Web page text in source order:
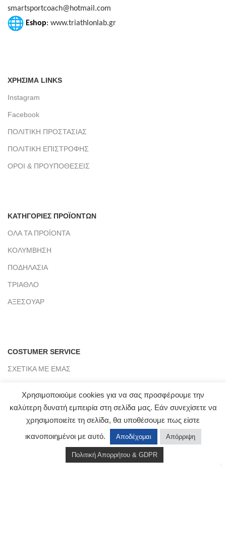
smartsportcoach@hotmail.com
Eshop: www.triathlonlab.gr
ΧΡΗΣΙΜΑ LINKS
Instagram
Facebook
ΠΟΛΙΤΙΚΗ ΠΡΟΣΤΑΣΙΑΣ
ΠΟΛΙΤΙΚΗ ΕΠΙΣΤΡΟΦΗΣ
ΟΡΟΙ & ΠΡΟΥΠΟΘΕΣΕΙΣ
ΚΑΤΗΓΟΡΙΕΣ ΠΡΟΪΟΝΤΩΝ
ΟΛΑ ΤΑ ΠΡΟΪΟΝΤΑ
ΚΟΛΥΜΒΗΣΗ
ΠΟΔΗΛΑΣΙΑ
ΤΡΙΑΘΛΟ
ΑΞΕΣΟΥΑΡ
COSTUMER SERVICE
ΣΧΕΤΙΚΑ ΜΕ ΕΜΑΣ
ΠΛΗΡΟΦΟΡΙΕΣ ΑΠΟΣΤΟΛΗΣ
ΤΡΑΠΕΖΙΚΟΙ ΛΟΓΑΡΙΑΣΜΟΙ
BLOG
Χρησιμοποιούμε cookies για να σας προσφέρουμε την
καλύτερη δυνατή εμπειρία στη σελίδα μας. Εάν συνεχίσετε να
χρησιμοποιείτε τη σελίδα, θα υποθέσουμε πως είστε
ικανοποιημένοι με αυτό.
Αποδέχομαι Απόρριψη
Πολιτική Απορρήτου & GDPR